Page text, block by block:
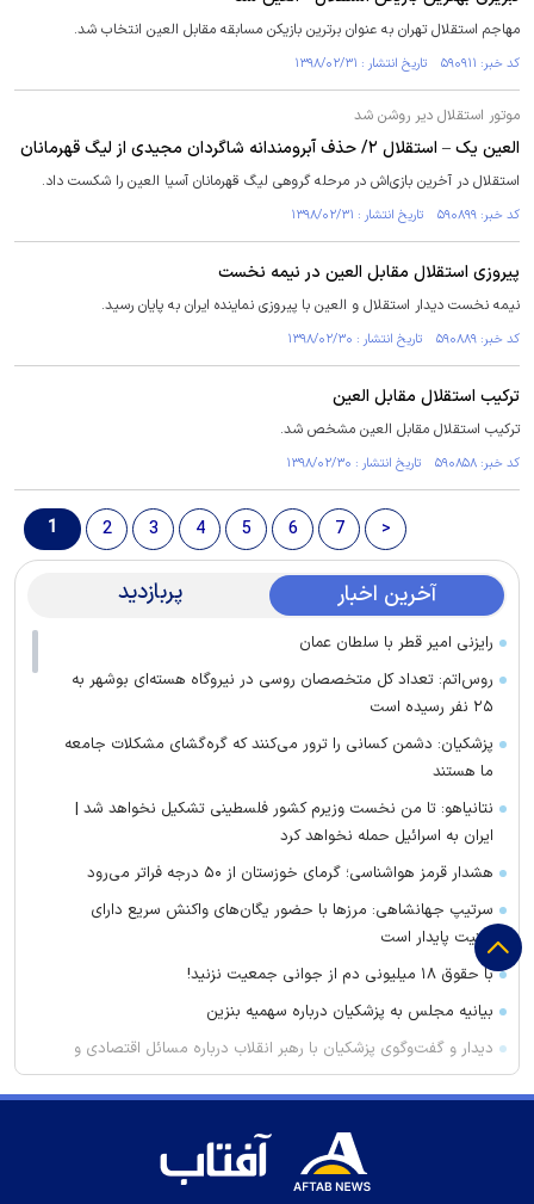
مهاجم استقلال تهران به عنوان برترین بازیکن مسابقه مقابل العین انتخاب شد.
کد خبر: ۵۹۰۹۱۱ تاریخ انتشار : ۱۳۹۸/۰۲/۳۱
موتور استقلال دیر روشن شد
العین یک – استقلال ۲/ حذف آبرومندانه شاگردان مجیدی از لیگ قهرمانان
استقلال در آخرین بازی‌اش در مرحله گروهی لیگ قهرمانان آسیا العین را شکست داد.
کد خبر: ۵۹۰۸۹۹ تاریخ انتشار : ۱۳۹۸/۰۲/۳۱
پیروزی استقلال مقابل العین در نیمه نخست
نیمه نخست دیدار استقلال و العین با پیروزی نماینده ایران به پایان رسید.
کد خبر: ۵۹۰۸۸۹ تاریخ انتشار : ۱۳۹۸/۰۲/۳۰
ترکیب استقلال مقابل العین
ترکیب استقلال مقابل العین مشخص شد.
کد خبر: ۵۹۰۸۵۸ تاریخ انتشار : ۱۳۹۸/۰۲/۳۰
1 2 3 4 5 6 7 >
آخرین اخبار پربازدید
رایزنی امیر قطر با سلطان عمان
روس‌اتم: تعداد کل متخصصان روسی در نیروگاه هسته‌ای بوشهر به
۲۵ نفر رسیده است
پزشکیان: دشمن کسانی را ترور می‌کنند که گره‌گشای مشکلات جامعه
ما هستند
نتانیاهو: تا من نخست وزیرم کشور فلسطینی تشکیل نخواهد شد |
ایران به اسرائیل حمله نخواهد کرد
هشدار قرمز هواشناسی؛ گرمای خوزستان از ۵۰ درجه فراتر می‌رود
سرتیپ جهانشاهی: مرز‌ها با حضور یگان‌های واکنش سریع دارای
امنیت پایدار است
با حقوق ۱۸ میلیونی دم از جوانی جمعیت نزنید!
بیانیه مجلس به پزشکیان درباره سهمیه بنزین
دیدار و گفت‌وگوی پزشکیان با رهبر انقلاب درباره مسائل اقتصادی و
نظامی کشور
تایید استعفای ذوالقدر
انیمیشن «یارپ» وارد فاز تولید شد